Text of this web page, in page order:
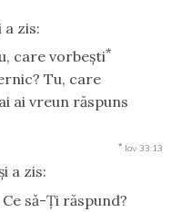
zis:
care vorbeşti*
Tu, care
ai vreun răspuns
* Iov 33:13
a zis:
să-Ţi răspund?